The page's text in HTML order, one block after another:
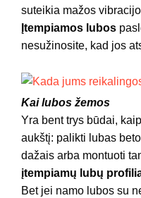
suteikia mažos
Įtempiamos lubos
nesužinosite, kad jos
Kai lubos žemos
Yra bent trys būdai,
aukštį: palikti lubas
dažais arba montuoti
įtempiamų lubų
Bet jei namo lubos su